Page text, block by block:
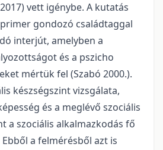
vett igénybe. A kutatás
gondozó családtaggal
interjút, amelyben a
és a pszicho
mértük fel (Szabó 2000.).
készségszint vizsgálata,
és a meglévő szociális
a szociális alkalmazkodás fő
a felmérésből azt is